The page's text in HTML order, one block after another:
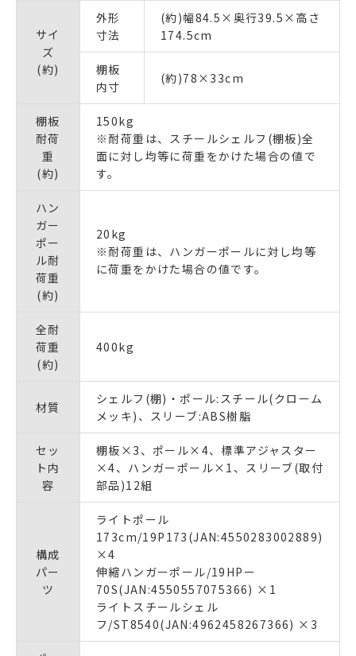
サイ
ズ
(約)
外形
寸法
(約)幅84.5×奥行39.5×高さ
174.5cm
棚板
内寸
(約)78×33cm
棚板
耐荷
重
(約)
150kg
※耐荷重は、スチールシェルフ(棚板)全
面に対し均等に荷重をかけた場合の値で
す。
ハン
ガー
ポー
ル耐
荷重
(約)
20kg
※耐荷重は、ハンガーポールに対し均等
に荷重をかけた場合の値です。
全耐
荷重
(約)
400kg
材質
シェルフ(棚)・ポール:スチール(クローム
メッキ)、スリーブ:ABS樹脂
セッ
ト内
容
棚板×3、ポール×4、標準アジャスター
×4、ハンガーポール×1、スリーブ(取付
部品)12組
構成
パー
ツ
ライトポール
173cm/19P173(JAN:4550283002889)
×4
伸縮ハンガーポール/19HPー
70S(JAN:4550557075366) ×1
ライトスチールシェル
フ/ST8540(JAN:4962458267366) ×3